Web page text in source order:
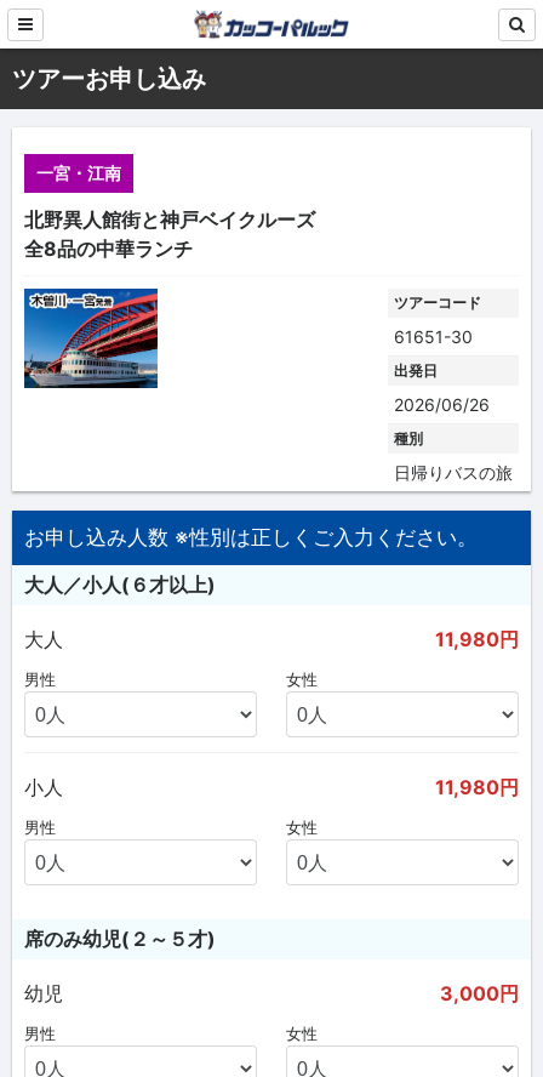
ツアーお申し込み
一宮・江南
北野異人館街と神戸ベイクルーズ
全8品の中華ランチ
ツアーコード
61651-30
出発日
2026/06/26
種別
日帰りバスの旅
お申し込み人数 ※性別は正しくご入力ください。
大人／小人(６才以上)
大人 11,980円
男性 女性
小人 11,980円
男性 女性
席のみ幼児(２～５才)
幼児 3,000円
男性 女性